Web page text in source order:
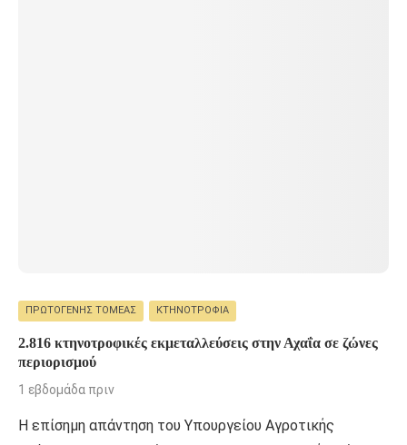
ΠΡΩΤΟΓΕΝΉΣ ΤΟΜΈΑΣ ΚΤΗΝΟΤΡΟΦΊΑ
2.816 κτηνοτροφικές εκμεταλλεύσεις στην Αχαΐα σε ζώνες
περιορισμού
1 εβδομάδα πριν
Η επίσημη απάντηση του Υπουργείου Αγροτικής